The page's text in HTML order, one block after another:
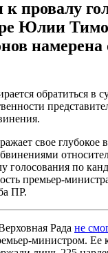
к провалу
Юлии
намерена
обратиться в
свое глубокое
голосования по
премьер-
ПР.
Рада не
министром. Ее